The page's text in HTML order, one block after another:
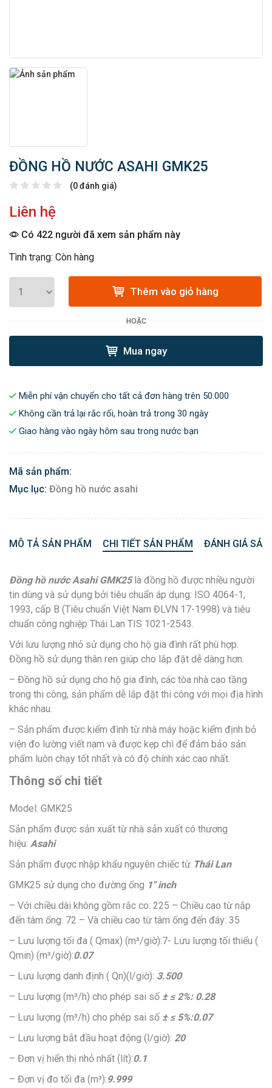
ĐỒNG HỒ NƯỚC ASAHI GMK25
(0 đánh giá)
Liên hệ
Có 422 người đã xem sản phẩm này
Tình trạng: Còn hàng
Thêm vào giỏ hàng
HOẶC
Mua ngay
Miễn phí vận chuyển cho tất cả đơn hàng trên 50.000
Không cần trả lại rắc rối, hoàn trả trong 30 ngày
Giao hàng vào ngày hôm sau trong nước bạn
Mã sản phẩm:
Mục lục: Đồng hồ nước asahi
MÔ TẢ SẢN PHẨM CHI TIẾT SẢN PHẨM ĐÁNH GIÁ
Đồng hồ nước Asahi GMK25là đồng hồ được nhiều người
tin dùng và sử dụng bởi tiêu chuẩn áp dụng: ISO 4064-1,
1993, cấp B (Tiêu chuẩn Việt Nam ĐLVN 17-1998) và tiêu
chuẩn công nghiệp Thái Lan TIS 1021-2543.
Với lưu lượng nhỏ sử dụng cho hộ gia đình rất phù hợp.
Đồng hồ sử dụng thân ren giúp cho lắp đặt dễ dàng hơn.
– Đồng hồ sử dụng cho hộ gia đình, các tòa nhà cao tầng
trong thi công, sản phẩm dễ lắp đặt thi công với mọi địa hình
khác nhau.
– Sản phẩm được kiểm đình từ nhà máy hoặc kiểm định bỏ
viện đo lường viết nam và được kẹp chì để đảm bảo sản
phẩm luôn chạy tốt nhất và có độ chính xác cao nhất.
Thông số chi tiết
Model: GMK25
Sản phẩm được sản xuất từ nhà sản xuất có thương
hiệu: Asahi
Sản phẩm được nhập khẩu nguyên chiếc từ Thái Lan
GMK25 sử dụng cho đường ống 1″ inch
– Với chiều dài không gồm rắc co: 225 – Chiều cao từ nắp
đến tâm ống: 72 – Và chiều cao từ tâm ống đến đáy: 35
– Lưu lượng tối đa ( Qmax) (m³/giờ):7- Lưu lượng tối thiểu (
Qmin) (m³/giờ):0.07
– Lưu lượng danh định ( Qn)(l/giờ): 3.500
– Lưu lượng (m³/h) cho phép sai số ± ≤ 2%: 0.28
– Lưu lượng (m³/h) cho phép sai số ± ≤ 5%:0.07
– Lưu lượng bắt đầu hoạt động (l/giờ): 20
– Đơn vị hiển thị nhỏ nhất (lít):0.1
– Đơn vị đo tối đa (m³):9.999